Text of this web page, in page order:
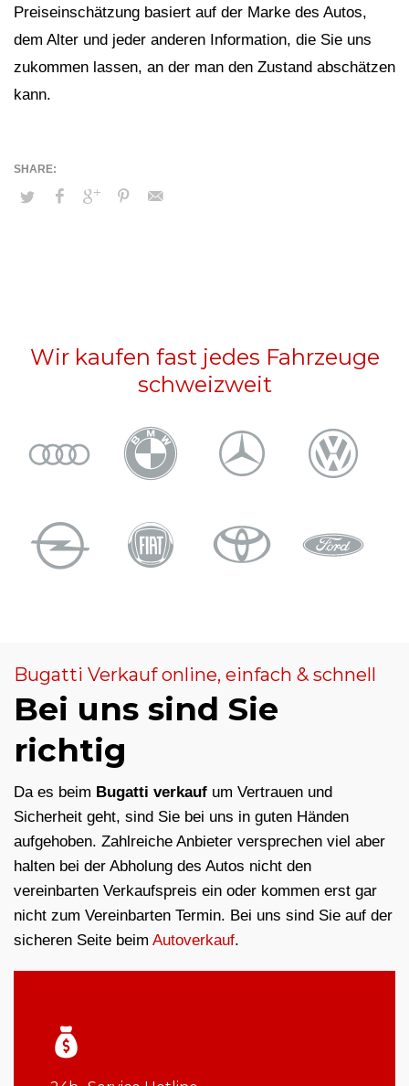
Preiseinschätzung basiert auf der Marke des Autos,
dem Alter und jeder anderen Information, die Sie uns
zukommen lassen, an der man den Zustand abschätzen
kann.
Wir kaufen fast jedes Fahrzeuge
schweizweit
Bugatti Verkauf online, einfach & schnell
Bei uns sind Sie
richtig
Da es beim Bugatti verkauf um Vertrauen und
Sicherheit geht, sind Sie bei uns in guten Händen
aufgehoben. Zahlreiche Anbieter versprechen viel aber
halten bei der Abholung des Autos nicht den
vereinbarten Verkaufspreis ein oder kommen erst gar
nicht zum Vereinbarten Termin. Bei uns sind Sie auf der
sicheren Seite beim Autoverkauf.